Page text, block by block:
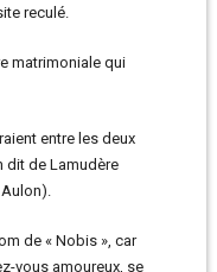
reculé.
matrimoniale qui
entre les deux
dit de Lamudère
de « Nobis », car
vous amoureux, se